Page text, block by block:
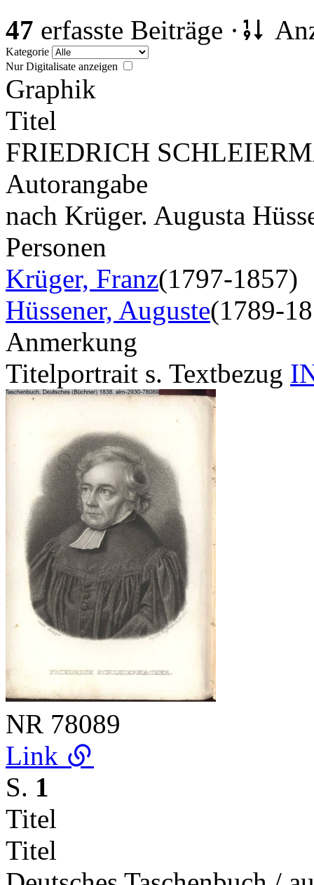
47 erfasste Beiträge ·
Kategorie
Nur Digitalisate anzeigen
Graphik
Titel
FRIEDRICH
Autorangabe
nach Krüger. Augusta
Personen
Krüger, Franz(1797-1857)
Hüssener, Auguste(1789-
Anmerkung
Titelportrait s. Textbezug
NR 78089
Link
S. 1
Titel
Titel